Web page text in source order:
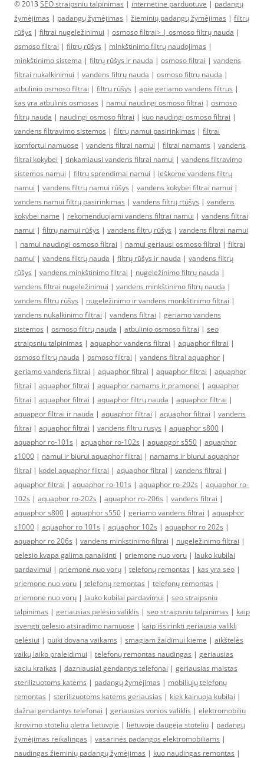
© 2013 SEO straipsniu talpinimas | internetine parduotuve | padangų
žymėjimas | padangų žymėjimas | žieminių padangų žymėjimas | filtrų
rūšys | filtrai nugeležinimui | osmoso filtrai> | osmoso filtrų nauda |
osmoso filtrai | filtrų rūšys | minkštinimo filtrų naudojimas |
minkštinimo sistema | filtrų rūšys ir nauda | osmoso filtrai | vandens
filtrai nukalkinimui | vandens filtrų nauda | osmoso filtrų nauda |
atbulinio osmoso filtrai | filtrų rūšys | apie geriamo vandens filtrus |
kas yra atbulinis osmosas | namui naudingi osmoso filtrai | osmoso
filtrų nauda | naudingi osmoso filtrai | kuo naudingi osmoso filtrai |
vandens filtravimo sistemos | filtrų namui pasirinkimas | filtrai
komfortui namuose | vandens filtrai namui | filtrai namams | vandens
filtrai kokybei | tinkamiausi vandens filtrai namui | vandens filtravimo
sistemos namui | filtrų sprendimai namui | ieškome vandens filtrų
namui | vandens filtrų namui rūšys | vandens kokybei filtrai namui |
vandens namui filtrų pasirinkimas | vandens filtrų rtūšys | vandens
kokybei name | rekomenduojami vandens filtrai namui | vandens filtrai
namui | filtrų namui rūšys | vandens filtrų rūšys | vandens filtrai namui
| namui naudingi osmoso filtrai | namui geriausi osmoso filtrai | filtrai
namui | vandens filtrų nauda | filtrų rūšys ir nauda | vandens filtrų
rūšys | vandens minkštinimo filtrai | nugeležinimo filtrų nauda |
vandens filtrai nugeležinimui | vandens minkštinimo filtrų nauda |
vandens filtrų rūšys | nugeležinimo ir vandens monkštinimo filtrai |
vandens nukalkinimo filtrai | vandens filtrai | geriamo vandens
sistemos | osmoso filtrų nauda | atbulinio osmoso filtrai | seo
straipsniu talpinimas | aquaphor vandens filtrai | aquaphor filtrai |
osmoso filtrų nauda | osmoso filtrai | vandens filtrai aquaphor |
geriamo vandens filtrai | aquaphor filtrai | aquaphor filtrai | aquaphor
filtrai | aquaphor filtrai | aquaphor namams ir pramonei | aquaphor
filtrai | aquaphor filtrai | aquaphor filtrų nauda | aquaphor filtrai |
aquapgor filtrai ir nauda | aquaphor filtrai | aquaphor filtrai | vandens
filtrai | aquaphor filtrai | vandens filtru rusys | aquaphor s800 |
aquaphor ro-101s | aquaphor ro-102s | aquapgor s550 | aquaphor
s1000 | namui ir biurui aquaphor filtrai | namams ir biurui aquaphor
filtrai | kodel aquaphor filtrai | aquaphor filtrai | vandens filtrai |
aquaphor filtrai | aquaphor ro-101s | aquaphor ro-202s | aquaphor ro-
102s | aquaphor ro-202s | aquaphor ro-206s | vandens filtrai |
aquaphor s800 | aquaphor s550 | geriamo vandens filtrai | aquaphor
s1000 | aquaphor ro 101s | aquaphor 102s | aquaphor ro 202s |
aquaphor ro 206s | vandens minkstinimo filtrai | nugeležinimo filtrai |
pelesio kvapa galima panaikinti | priemone nuo voru | lauko kubilai
pardavimui | priemonė nuo vorų | telefonų remontas | kas yra seo |
priemone nuo voru | telefonų remontas | telefonų remontas |
priemonė nuo vorų | lauko kubilai pardavimui | seo straipsniu
talpinimas | geriausias pelėsio valiklis | seo straipsniu talpinimas | kaip
isvengti pelesio atsiradimo namuose | kaip išsirinkti geriausią valiklį
pelėsiui | puiki dovana vaikams | smagiam žaidimui kieme | aikštelės
vaikų laiko praleidimui | telefonų remontas naudingas | geriausias
kaciu kraikas | dazniausiai gendantys telefonai | geriausias maistas
sterilizuotoms katėms | padangų žymėjimas | mobiliųjų telefonų
remontas | sterilizuotoms katėms geriausias | kiek kainuoja kubilai |
dažnai gendantys telefonai | geriausias vonios valiklis | elektromobiliu
ikrovimo stoteliu pletra lietuvoje | lietuvoje daugeja stoteliu | padangų
žymėjimas reikalingas | vasarinės padangos elektromobiliams |
naudingas žieminių padangų žymėjimas | kuo naudingas remontas |